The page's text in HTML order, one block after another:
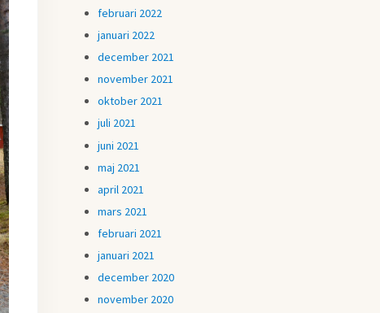
februari 2022
januari 2022
december 2021
november 2021
oktober 2021
juli 2021
juni 2021
maj 2021
april 2021
mars 2021
februari 2021
januari 2021
december 2020
november 2020